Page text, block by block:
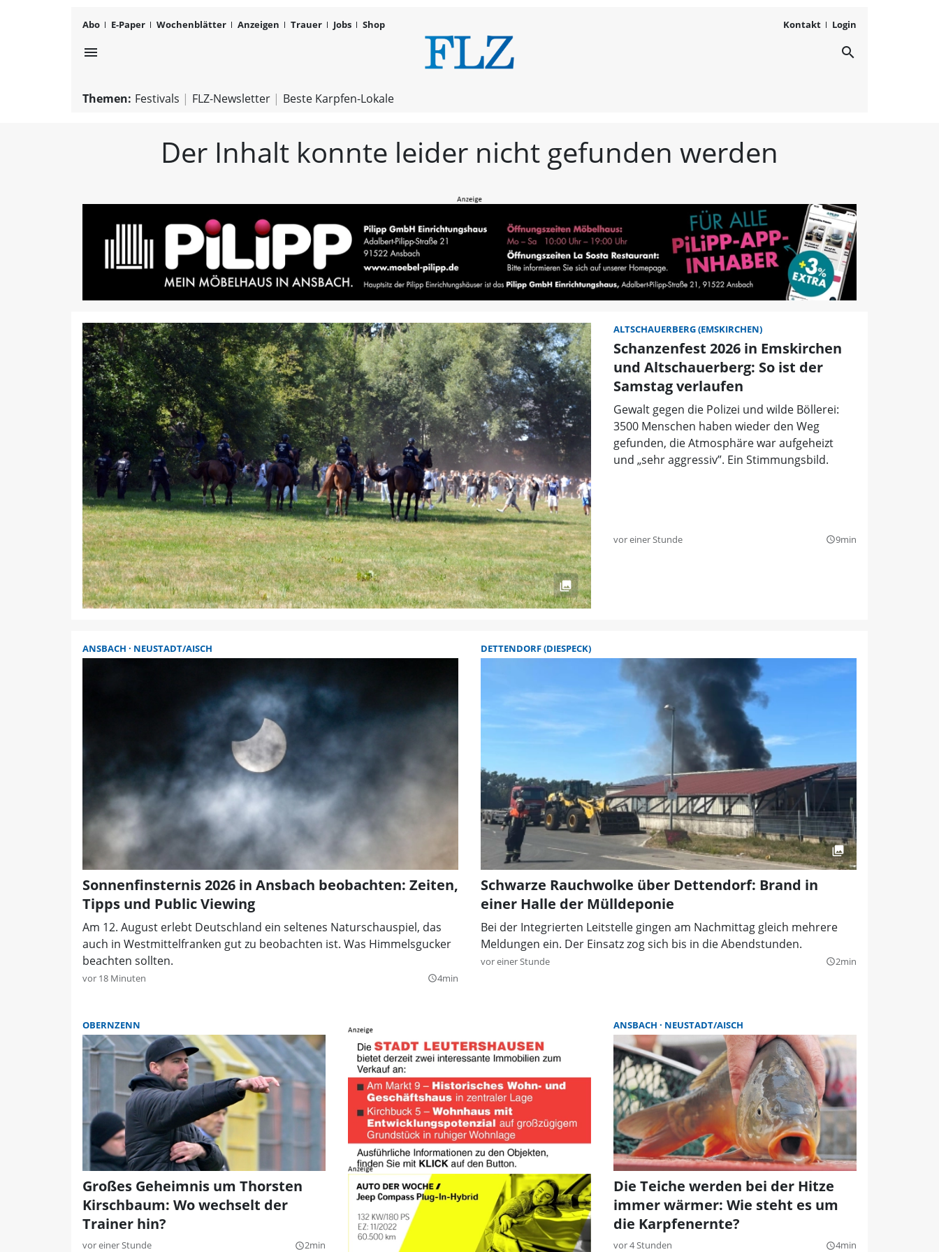
Abo E-Paper Wochenblätter Anzeigen Trauer Jobs Shop Kontakt Login
menu FLZ – Nachrichten aus search
Themen: Festivals FLZ-Newsletter Beste Karpfen-Lokale
Der Inhalt konnte leider nicht gefunden werden
ALTSCHAUERBERG (EMSKIRCHEN)
Schanzenfest 2026 in Emskirchen
und Altschauerberg: So ist der
Samstag verlaufen
Gewalt gegen die Polizei und wilde Böllerei:
3500 Menschen haben wieder den Weg
gefunden, die Atmosphäre war aufgeheizt
und „sehr aggressiv”. Ein Stimmungsbild.
vor einer Stunde query_builder9min
ANSBACH NEUSTADT/AISCH
Sonnenfinsternis 2026 in Ansbach beobachten: Zeiten,
Tipps und Public Viewing
Am 12. August erlebt Deutschland ein seltenes Naturschauspiel, das
auch in Westmittelfranken gut zu beobachten ist. Was Himmelsgucker
beachten sollten.
vor 18 Minuten query_builder4min
DETTENDORF (DIESPECK)
Schwarze Rauchwolke über Dettendorf: Brand in
einer Halle der Mülldeponie
Bei der Integrierten Leitstelle gingen am Nachmittag gleich mehrere
Meldungen ein. Der Einsatz zog sich bis in die Abendstunden.
vor einer Stunde query_builder2min
OBERNZENN
Großes Geheimnis um Thorsten
Kirschbaum: Wo wechselt der
Trainer hin?
vor einer Stunde query_builder2min
ANSBACH NEUSTADT/AISCH
Die Teiche werden bei der Hitze
immer wärmer: Wie steht es um
die Karpfenernte?
vor 4 Stunden query_builder4min